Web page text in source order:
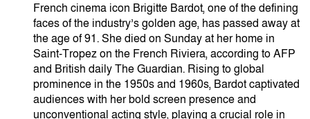
French cinema icon Brigitte Bardot, one of the defining
faces of the industry’s golden age, has passed away at
the age of 91. She died on Sunday at her home in
Saint-Tropez on the French Riviera, according to AFP
and British daily The Guardian. Rising to global
prominence in the 1950s and 1960s, Bardot captivated
audiences with her bold screen presence and
unconventional acting style, playing a crucial role in